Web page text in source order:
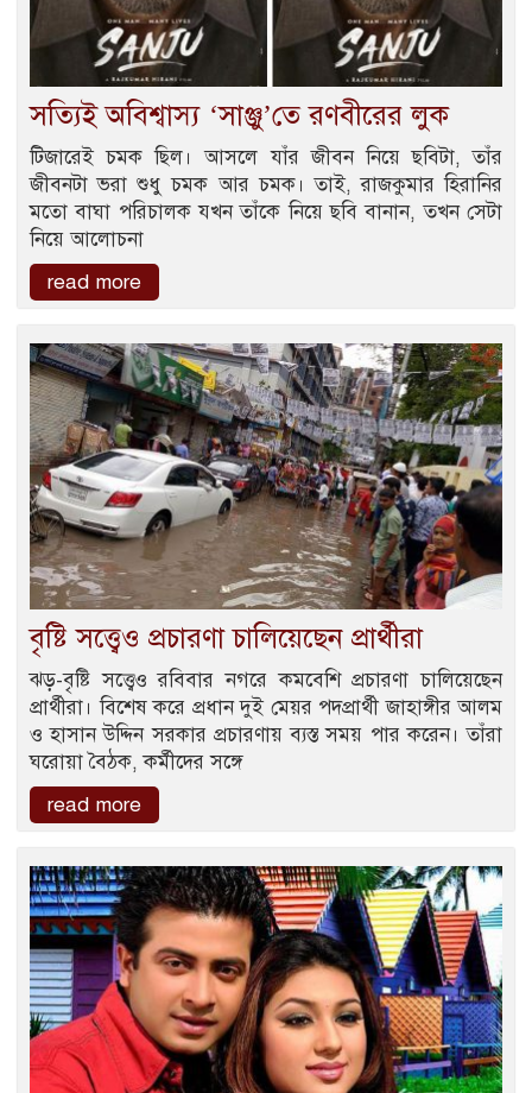
সত্যিই অবিশ্বাস্য ‘সাঞ্জু’তে রণবীরের লুক
টিজারেই চমক ছিল। আসলে যাঁর জীবন নিয়ে ছবিটা, তাঁর
জীবনটা ভরা শুধু চমক আর চমক। তাই, রাজকুমার হিরানির
মতো বাঘা পরিচালক যখন তাঁকে নিয়ে ছবি বানান, তখন সেটা
নিয়ে আলোচনা
read more
বৃষ্টি সত্ত্বেও প্রচারণা চালিয়েছেন প্রার্থীরা
ঝড়-বৃষ্টি সত্ত্বেও রবিবার নগরে কমবেশি প্রচারণা চালিয়েছেন
প্রার্থীরা। বিশেষ করে প্রধান দুই মেয়র পদপ্রার্থী জাহাঙ্গীর আলম
ও হাসান উদ্দিন সরকার প্রচারণায় ব্যস্ত সময় পার করেন। তাঁরা
ঘরোয়া বৈঠক, কর্মীদের সঙ্গে
read more